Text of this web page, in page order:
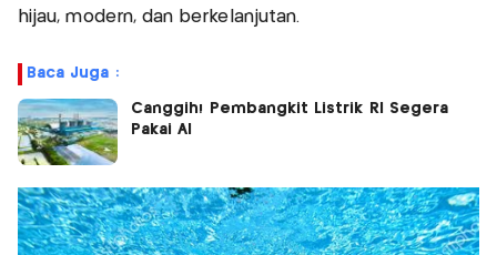
hijau, modern, dan berkelanjutan.
Baca Juga :
Canggih! Pembangkit Listrik RI Segera
Pakai AI